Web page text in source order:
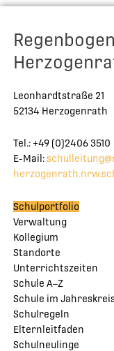
Leonhardtstraße 21
52134 Herzogenrath
Tel.: +49 (0)2406 3510
E-Mail:
Schulportfolio
Verwaltung
Kollegium
Standorte
Unterrichtszeiten
Schule A–Z
Schule im
Schulregeln
Elternleitfaden
Schulneulinge